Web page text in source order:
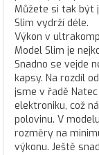
Můžete si tak být
Slim vydrží déle.
Výkon v
Model Slim je
Snadno se vejde
kapsy. Na rozdíl
jsme v řadě
elektroniku, což
polovinu. V
rozměry na
výkonu. Ještě